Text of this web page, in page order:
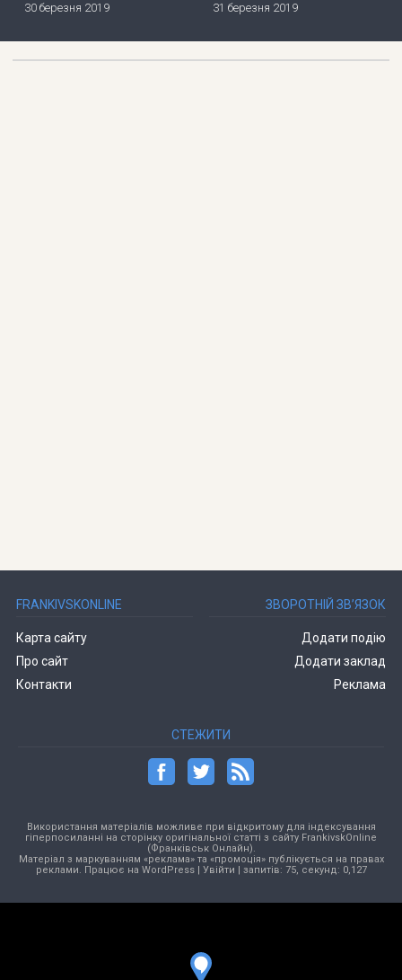
30 березня 2019 31 березня 2019
FRANKIVSKONLINE
Карта сайту
Про сайт
Контакти
ЗВОРОТНІЙ ЗВ’ЯЗОК
Додати подію
Додати заклад
Реклама
СТЕЖИТИ
Використання матеріалів можливе при відкритому для індексування
гіперпосиланні на сторінку оригінальної статті з сайту FrankivskOnline
(Франківськ Онлайн).
Матеріал з маркуванням «реклама» та «промоція» публікується на правах
реклами. Працює на WordPress| Увійти | запитів: 75, секунд: 0,127